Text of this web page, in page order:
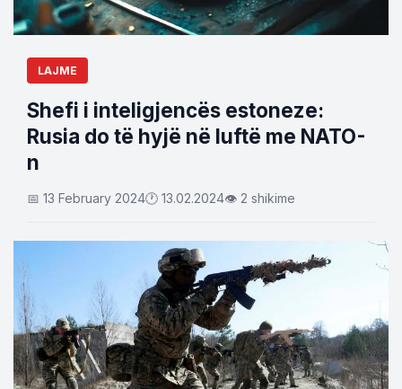
LAJME
Shefi i inteligjencës estoneze:
Rusia do të hyjë në luftë me NATO-
n
📅 13 February 2024🕐 13.02.2024👁 2 shikime